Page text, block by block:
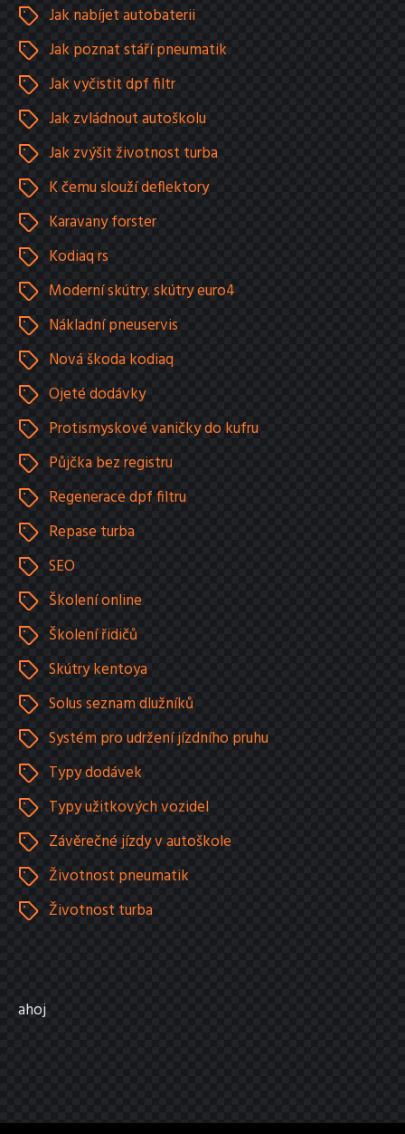
Jak nabíjet autobaterii
Jak poznat stáří pneumatik
Jak vyčistit dpf filtr
Jak zvládnout autoškolu
Jak zvýšit životnost turba
K čemu slouží deflektory
Karavany forster
Kodiaq rs
Moderní skútry. skútry euro4
Nákladní pneuservis
Nová škoda kodiaq
Ojeté dodávky
Protismyskové vaničky do kufru
Půjčka bez registru
Regenerace dpf filtru
Repase turba
SEO
Školení online
Školení řidičů
Skútry kentoya
Solus seznam dlužníků
Systém pro udržení jízdního pruhu
Typy dodávek
Typy užitkových vozidel
Závěrečné jízdy v autoškole
Životnost pneumatik
Životnost turba
ahoj